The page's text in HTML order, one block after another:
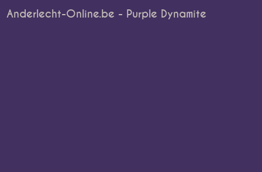
Anderlecht-Online.be - Purple Dynamite